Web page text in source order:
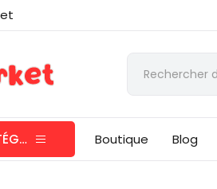
TOUTES LES CATÉGORIES Boutique Blog